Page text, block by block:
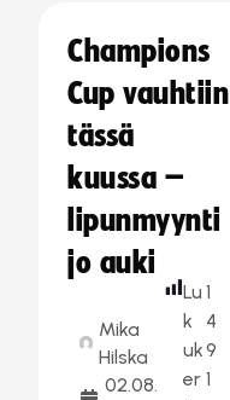
Champions
Cup vauhtiin
tässä
kuussa –
lipunmyynti
jo auki
Mika
Hilska
02.08.
Lu
k
uk
er
1
4
9
1